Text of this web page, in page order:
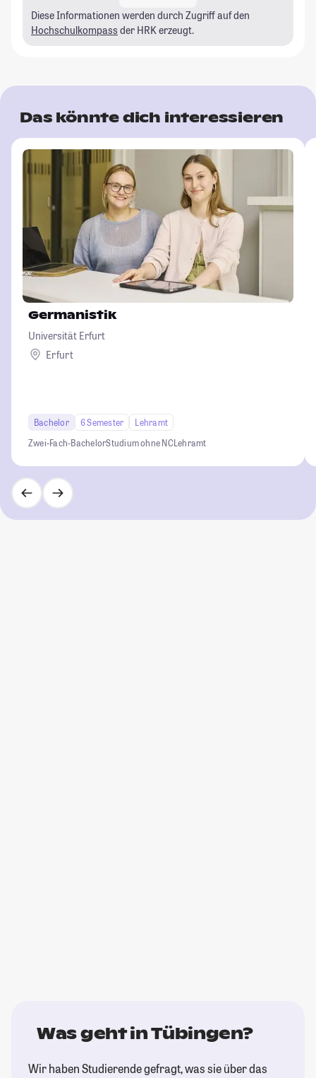
Diese Informationen werden durch Zugriff auf den
Hochschulkompass der HRK erzeugt.
Das könnte dich interessieren
Germanistik
Universität Erfurt
Erfurt
Bachelor 6 Semester
Lehramt
Zwei-Fach-BachelorStudium ohne NCLehramt
Was geht in Tübingen?
Wir haben Studierende gefragt, was sie über das